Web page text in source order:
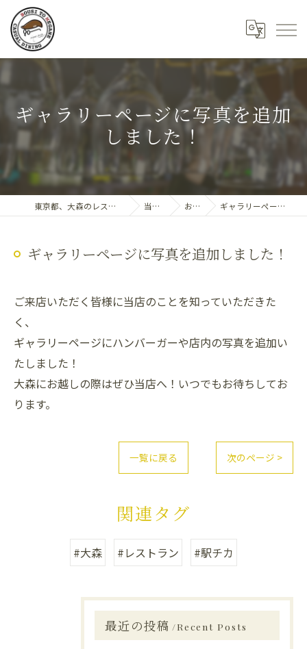
ギャラリーページに写真を追加
しました！
東京都、大森のレストランならDining 帽子とめがね 当店の特徴 お知らせ ギャラリーページに写真を追加しました！
ギャラリーページに写真を追加しました！
ご来店いただく皆様に当店のことを知っていただきた
く、
ギャラリーページにハンバーガーや店内の写真を追加い
たしました！
大森にお越しの際はぜひ当店へ！いつでもお待ちしてお
ります。
一覧に戻る 次のページ >
関連タグ
#大森 #レストラン #駅チカ
最近の投稿 Recent Posts